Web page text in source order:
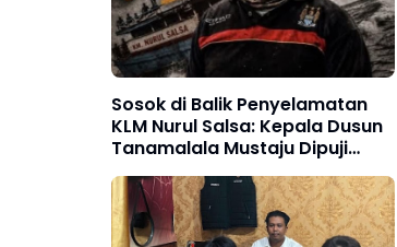
Sosok di Balik Penyelamatan
KLM Nurul Salsa: Kepala Dusun
Tanamalala Mustaju Dipuji
Warga sebagai "Superhero"
Kemanusiaan